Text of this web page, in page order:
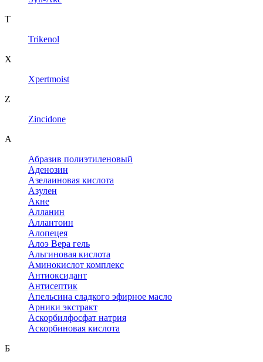
T
Trikenol
X
Xpertmoist
Z
Zincidone
А
Абразив полиэтиленовый
Аденозин
Азелаиновая кислота
Азулен
Акне
Алланин
Аллантоин
Алопецея
Алоэ Вера гель
Альгиновая кислота
Аминокислот комплекс
Антиоксидант
Антисептик
Апельсина сладкого эфирное масло
Арники экстракт
Аскорбилфосфат натрия
Аскорбиновая кислота
Б